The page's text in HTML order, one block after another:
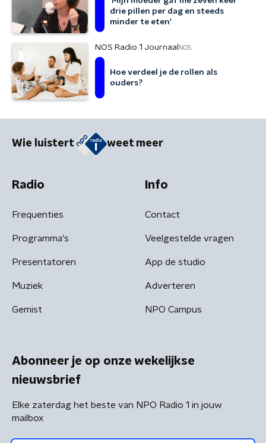
drie pillen per dag en steeds
minder te eten'
NOS Radio 1 Journaal NOS
Hoe verdeel je de rollen als
ouders?
Wie luistert weet meer
Radio
Frequenties
Programma's
Presentatoren
Muziek
Gemist
Info
Contact
Veelgestelde vragen
App de studio
Adverteren
NPO Campus
Abonneer je op onze wekelijkse
nieuwsbrief
Elke zaterdag het beste van NPO Radio 1 in jouw
mailbox